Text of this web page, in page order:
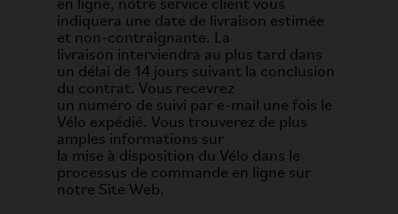
en ligne, notre service client vous
indiquera une date de livraison estimée
et non-contraignante. La
livraison interviendra au plus tard dans
un délai de 14 jours suivant la conclusion
du contrat. Vous recevrez
un numéro de suivi par e-mail une fois le
Vélo expédié. Vous trouverez de plus
amples informations sur
la mise à disposition du Vélo dans le
processus de commande en ligne sur
notre Site Web.